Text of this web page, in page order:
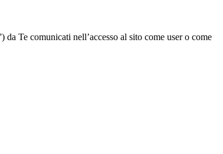
Te comunicati nell’accesso al sito come user o come